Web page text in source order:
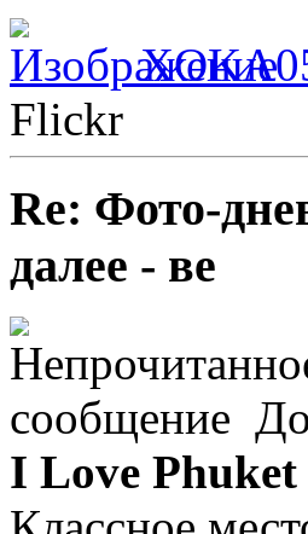
Flickr
Re: Фото-
далее - ве
I Love Phuket